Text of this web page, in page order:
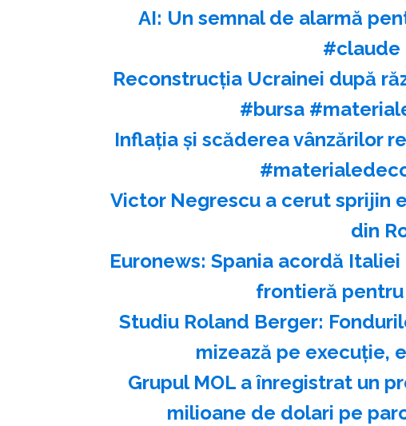
AI: Un semnal de alarmă
Reconstrucția Ucrainei după
#bursa
Inflația și scăderea vânzărilor
Victor Negrescu a cerut sprijin
din
Euronews: Spania acordă
frontieră
Studiu Roland Berger:
mizează pe execuţie,
Grupul MOL a înregistrat un
milioane de dolari pe